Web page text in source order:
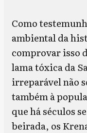
Como
ambiental da
comprovar isso
lama tóxica da
irreparável não
também à
que há séculos
beirada, os